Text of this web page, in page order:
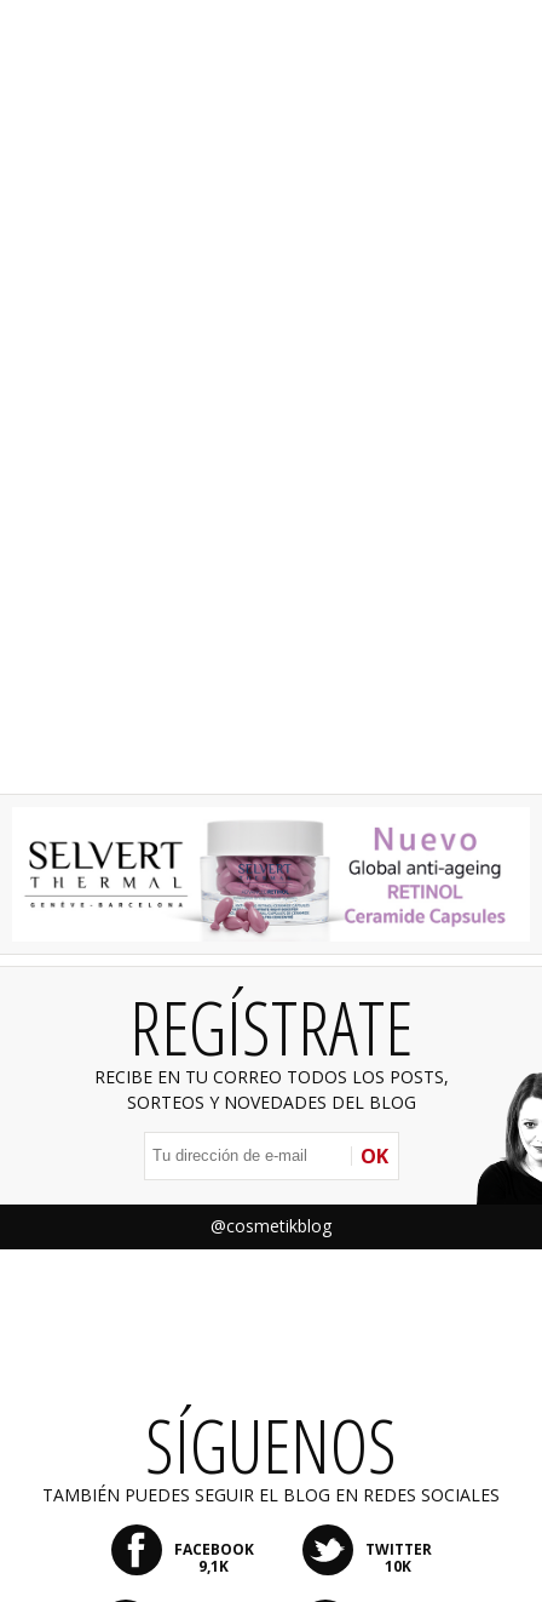
REGÍSTRATE
RECIBE EN TU CORREO TODOS LOS POSTS,
SORTEOS Y NOVEDADES DEL BLOG
OK
@cosmetikblog
SÍGUENOS
TAMBIÉN PUEDES SEGUIR EL BLOG EN REDES SOCIALES
FACEBOOK
9,1K
TWITTER
10K